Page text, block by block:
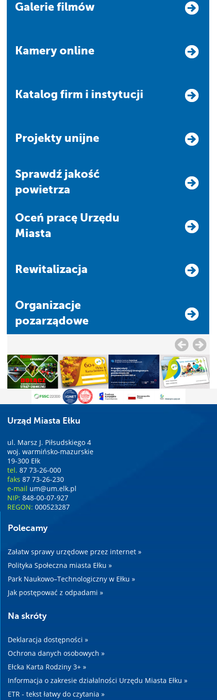
Galerie filmów
Kamery online
Katalog firm i instytucji
Projekty unijne
Sprawdź jakość
powietrza
Oceń pracę Urzędu
Miasta
Rewitalizacja
Organizacje
pozarządowe
Urząd Miasta Ełku
ul. Marsz J. Piłsudskiego 4
woj. warmińsko-mazurskie
19-300 Ełk
tel. 87 73-26-000
faks 87 73-26-230
e-mail um@um.elk.pl
NIP: 848-00-07-927
REGON: 000523287
Polecamy
Załatw sprawy urzędowe przez internet »
Polityka Społeczna miasta Ełku »
Park Naukowo–Technologiczny w Ełku »
Jak postępować z odpadami »
Na skróty
Deklaracja dostępności »
Ochrona danych osobowych »
Ełcka Karta Rodziny 3+ »
Informacja o zakresie działalności Urzędu Miasta Ełku »
ETR - tekst łatwy do czytania »